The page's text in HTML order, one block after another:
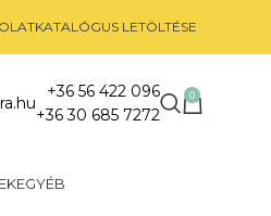
KATALÓGUS LETÖLTÉSE
+36 56 422 096
+36 30 685 7272
0
EGYÉB